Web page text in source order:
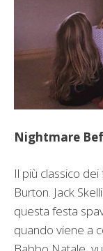
Nightmare
Il più classico
Burton. Jack
questa festa
quando viene a